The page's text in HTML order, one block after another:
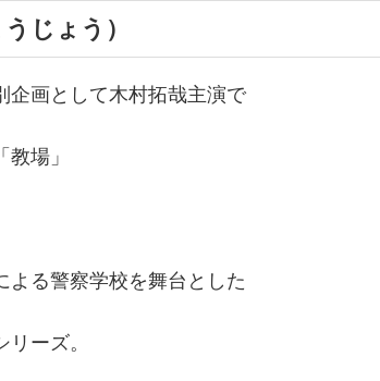
じょう）
企画として木村拓哉主演で
教場」
よる警察学校を舞台とした
ーズ。